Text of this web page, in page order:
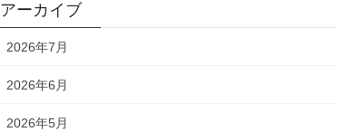
アーカイブ
2026年7月
2026年6月
2026年5月